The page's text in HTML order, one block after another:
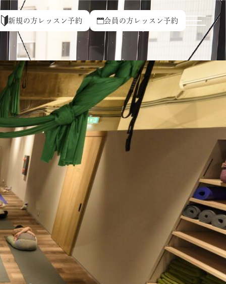
新規の方レッスン予約 会員の方レッスン予約